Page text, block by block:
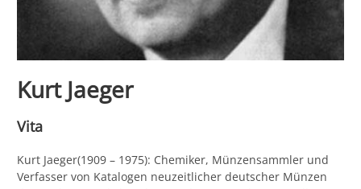
Kurt Jaeger
Vita
Kurt Jaeger(1909 – 1975): Chemiker, Münzensammler und
Verfasser von Katalogen neuzeitlicher deutscher Münzen